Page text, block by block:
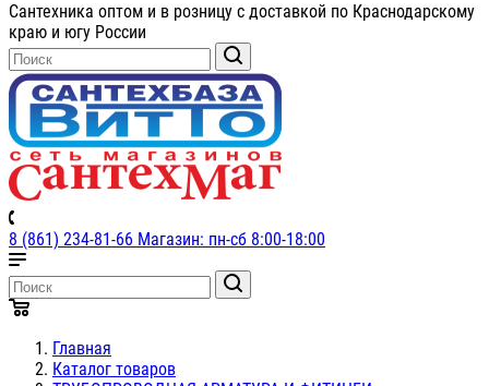
Сантехника оптом и в розницу с доставкой по Краснодарскому
краю и югу России
8 (861) 234-81-66 Магазин: пн-сб 8:00-18:00
Главная
Каталог товаров